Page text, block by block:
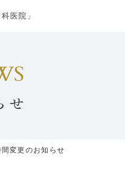
せ
変更のお知らせ